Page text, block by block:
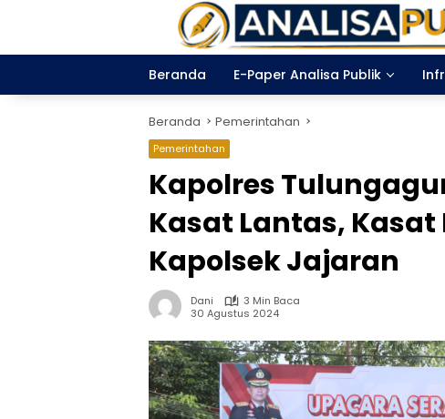
Beranda
E-Paper Analisa Publik
Beranda Pemerintahan
Pemerintahan
Kapolres
Kasat Lantas, Kasat
Kapolsek Jajaran
Dani
3 Min Baca
30 Agustus 2024